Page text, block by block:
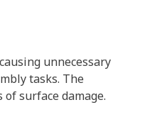
unnecessary
tasks. The
surface damage.